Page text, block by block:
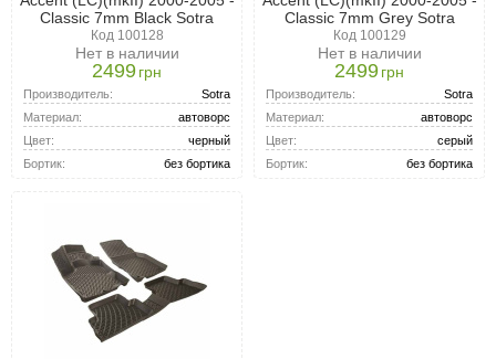
Classic 7mm Black Sotra
Код 100128
Нет в наличии
2499грн
Производитель:
Sotra
Материал:
автоворс
Цвет:
черный
Бортик:
без бортика
Classic 7mm Grey Sotra
Код 100129
Нет в наличии
2499грн
Производитель:
Sotra
Материал:
автоворс
Цвет:
серый
Бортик:
без бортика